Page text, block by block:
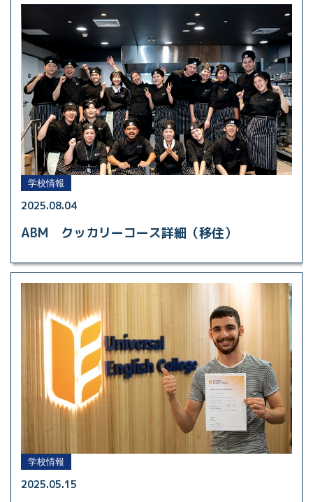
学校情報
2025.08.04
ABM クッカリーコース詳細（移住）
学校情報
2025.05.15